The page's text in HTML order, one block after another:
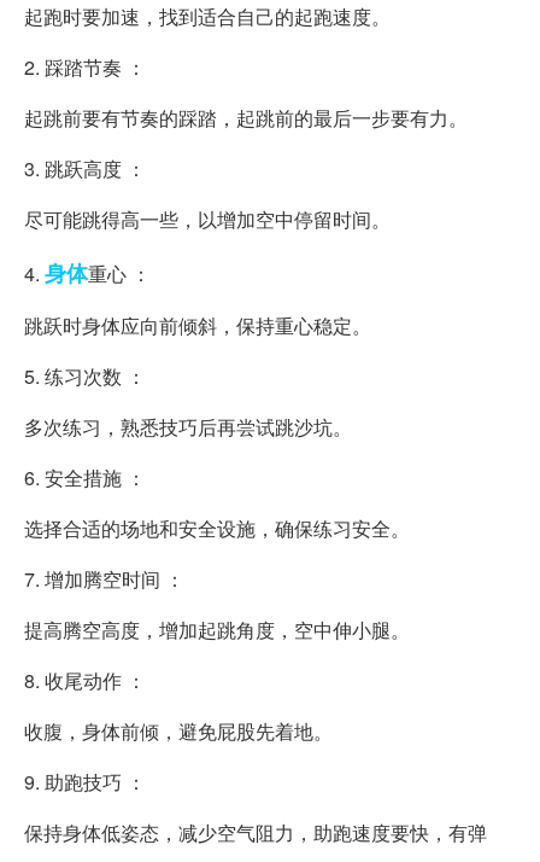
起跑时要加速，找到适合自己的起跑速度。
2. 踩踏节奏 ：
起跳前要有节奏的踩踏，起跳前的最后一步要有力。
3. 跳跃高度 ：
尽可能跳得高一些，以增加空中停留时间。
4. 身体重心 ：
跳跃时身体应向前倾斜，保持重心稳定。
5. 练习次数 ：
多次练习，熟悉技巧后再尝试跳沙坑。
6. 安全措施 ：
选择合适的场地和安全设施，确保练习安全。
7. 增加腾空时间 ：
提高腾空高度，增加起跳角度，空中伸小腿。
8. 收尾动作 ：
收腹，身体前倾，避免屁股先着地。
9. 助跑技巧 ：
保持身体低姿态，减少空气阻力，助跑速度要快，有弹